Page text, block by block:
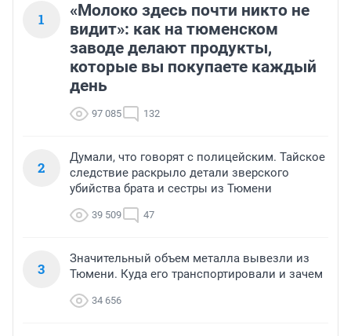
1
«Молоко здесь почти никто не
видит»: как на тюменском
заводе делают продукты,
которые вы покупаете каждый
день
97 085 132
2
Думали, что говорят с полицейским. Тайское
следствие раскрыло детали зверского
убийства брата и сестры из Тюмени
39 509 47
3
Значительный объем металла вывезли из
Тюмени. Куда его транспортировали и зачем
34 656